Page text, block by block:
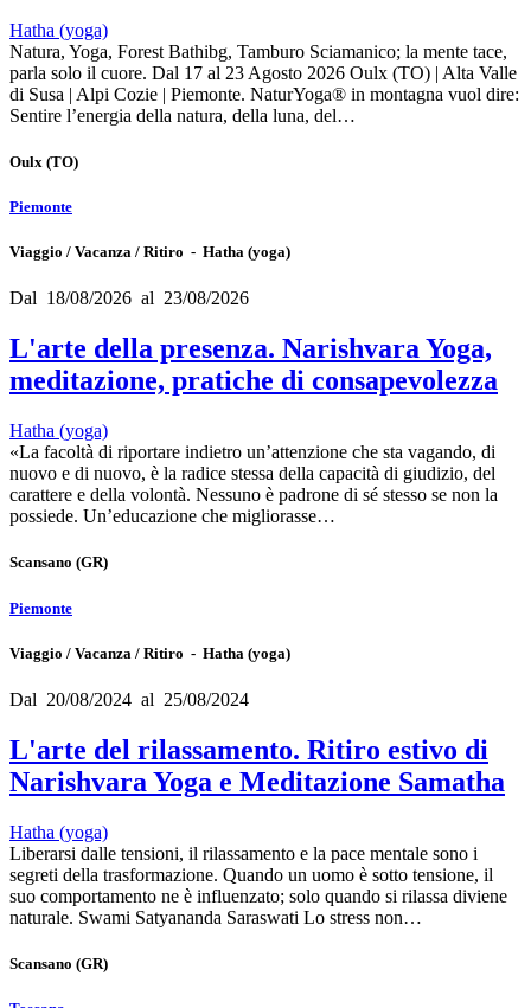
Hatha (yoga)
Natura, Yoga, Forest Bathibg, Tamburo Sciamanico; la mente tace,
parla solo il cuore. Dal 17 al 23 Agosto 2026 Oulx (TO) | Alta Valle
di Susa | Alpi Cozie | Piemonte. NaturYoga® in montagna vuol dire:
Sentire l’energia della natura, della luna, del…
Oulx (TO)
Piemonte
Viaggio / Vacanza / Ritiro - Hatha (yoga)
Dal 18/08/2026 al 23/08/2026
L'arte della presenza. Narishvara Yoga,
meditazione, pratiche di consapevolezza
Hatha (yoga)
«La facoltà di riportare indietro un’attenzione che sta vagando, di
nuovo e di nuovo, è la radice stessa della capacità di giudizio, del
carattere e della volontà. Nessuno è padrone di sé stesso se non la
possiede. Un’educazione che migliorasse…
Scansano (GR)
Piemonte
Viaggio / Vacanza / Ritiro - Hatha (yoga)
Dal 20/08/2024 al 25/08/2024
L'arte del rilassamento. Ritiro estivo di
Narishvara Yoga e Meditazione Samatha
Hatha (yoga)
Liberarsi dalle tensioni, il rilassamento e la pace mentale sono i
segreti della trasformazione. Quando un uomo è sotto tensione, il
suo comportamento ne è influenzato; solo quando si rilassa diviene
naturale. Swami Satyananda Saraswati Lo stress non…
Scansano (GR)